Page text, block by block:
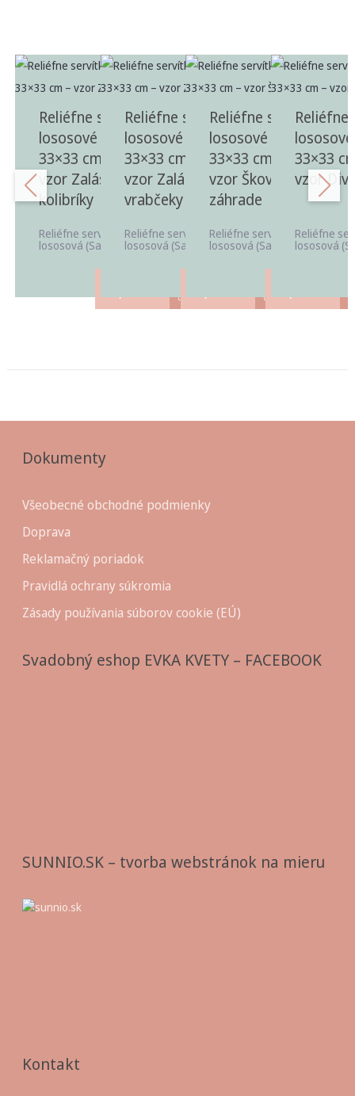
Reliéfne servítky
lososové (Salmon)
33×33 cm, 20 ks –
vzor Zaláskané
kolibríky
Reliéfne servítky v odtieni
lososová (Salmon) vhodné ...
Reliéfne servítky
lososové (Salmon)
33×33 cm, 20 ks –
vzor Zaláskané
vrabčeky
Reliéfne servítky v odtieni
lososová (Salmon) vhodné ...
Reliéfne servítky
lososové (Salmon)
33×33 cm, 20 ks –
vzor Škovránky v
záhrade
Reliéfne servítky v odtieni
lososová (Salmon) vhodné ...
Reliéfne
33×33
vzor
Reliéfne
lososová
Dokumenty
Všeobecné obchodné podmienky
Doprava
Reklamačný poriadok
Pravidlá ochrany súkromia
Zásady používania súborov cookie (EÚ)
Svadobný eshop EVKA KVETY – FACEBOOK
SUNNIO.SK – tvorba webstránok na mieru
Kontakt